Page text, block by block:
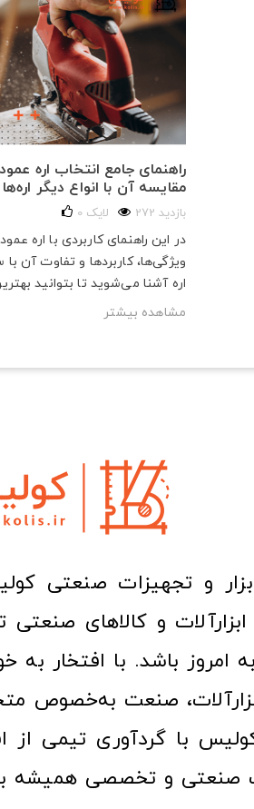
راهنمای جامع انتخاب اره
مقایسه آن با انواع دیگر اره‌ها
272 بازدید 0 لایک
در این راهنمای کاربردی با اره
ویژگی‌ها، کاربردها و تفاوت آن با
اره آشنا می‌شوید تا بتوانید
مشاهده بیشتر
امروز باشد. با افتخار به
ابزارآلات، صنعت
با گردآوری تیمی از
صنعتی و تخصصی همیشه